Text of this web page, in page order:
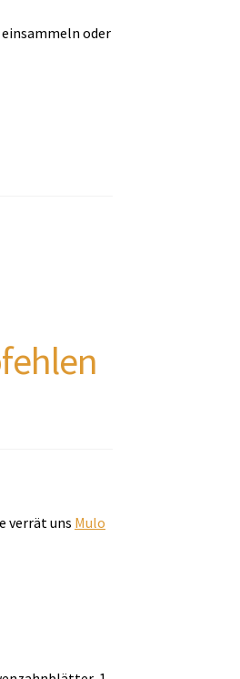
oder
verrät uns Mulo